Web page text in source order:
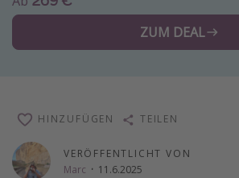
Alle Reisethemen
Wochenendtrip
Singlereisen
Strandurlaub
ZUM DEAL
VERÖFFENTLICHT VON
Marc · 11.6.2025
HINZUFÜGEN TEILEN